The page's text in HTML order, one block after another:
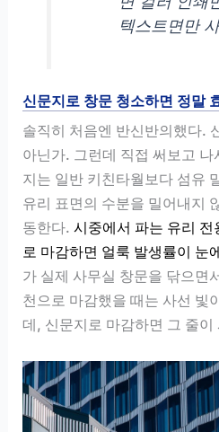
텍스트면만
신문지로 창문 청소하면 정말
솔직히 처음엔 반신반의했다.
아닌가. 그런데 직접 써보고
지는 일반 키친타월보다 섬유
유리 표면의 수분을 밀어내지
동한다.시중에서 파는 유리 전
로 마감하면 얼룩 발생률이 눈
가 실제 사무실 창문을 닦으면
천으로 마감했을 때는 사선 빛
데, 신문지로 마감하면 그 줄이